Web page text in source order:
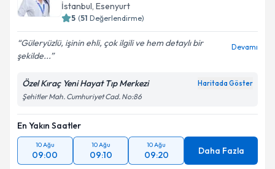
İstanbul, Esenyurt
5 (51 Değerlendirme)
Güleryüzlü, işinin ehli, çok ilgili ve hem detaylı bir
şekilde...
Devamı
Özel Kıraç Yeni Hayat Tıp Merkezi Haritada Göster
Şehitler Mah. Cumhuriyet Cad. No:86
En Yakın Saatler
10 Ağu
09:00
10 Ağu
09:10
10 Ağu
09:20 Daha Fazla